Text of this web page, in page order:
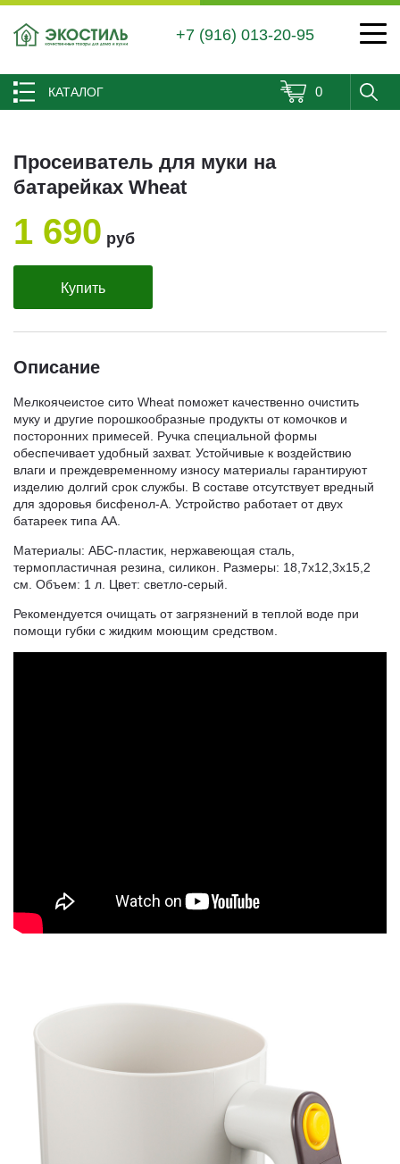
+7 (916) 013-20-95
КАТАЛОГ 0
Просеиватель для муки на
батарейках Wheat
1 690 руб
Купить
Описание
Мелкоячеистое сито Wheat поможет качественно очистить
муку и другие порошкообразные продукты от комочков и
посторонних примесей. Ручка специальной формы
обеспечивает удобный захват. Устойчивые к воздействию
влаги и преждевременному износу материалы гарантируют
изделию долгий срок службы. В составе отсутствует вредный
для здоровья бисфенол-А. Устройство работает от двух
батареек типа АА.
Материалы: АБС-пластик, нержавеющая сталь,
термопластичная резина, силикон. Размеры: 18,7x12,3x15,2
см. Объем: 1 л. Цвет: светло-серый.
Рекомендуется очищать от загрязнений в теплой воде при
помощи губки с жидким моющим средством.